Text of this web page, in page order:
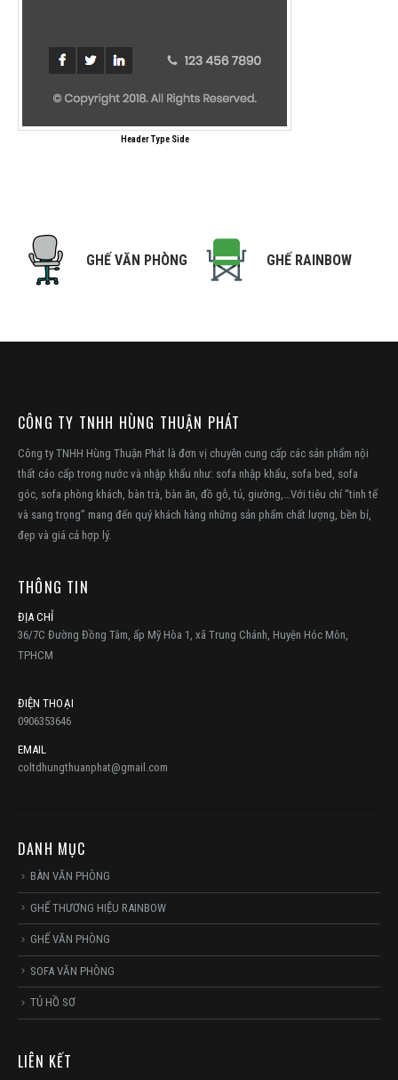
Header Type Side
GHẾ VĂN PHÒNG GHẾ RAINBOW
CÔNG TY TNHH HÙNG THUẬN PHÁT
Công ty TNHH Hùng Thuận Phát là đơn vị chuyên cung cấp các sản phẩm nội
thất cáo cấp trong nước và nhập khẩu như: sofa nhập khẩu, sofa bed, sofa
góc, sofa phòng khách, bàn trà, bàn ăn, đồ gỗ, tủ, giường,…Với tiêu chí “tinh tế
và sang trọng” mang đến quý khách hàng những sản phẩm chất lượng, bền bỉ,
đẹp và giá cả hợp lý.
THÔNG TIN
ĐỊA CHỈ
36/7C Đường Đồng Tâm, ấp Mỹ Hòa 1, xã Trung Chánh, Huyện Hóc Môn,
TPHCM
ĐIỆN THOẠI
0906353646
EMAIL
coltdhungthuanphat@gmail.com
DANH MỤC
BÀN VĂN PHÒNG
GHẾ THƯƠNG HIỆU RAINBOW
GHẾ VĂN PHÒNG
SOFA VĂN PHÒNG
TỦ HỒ SƠ
LIÊN KẾT